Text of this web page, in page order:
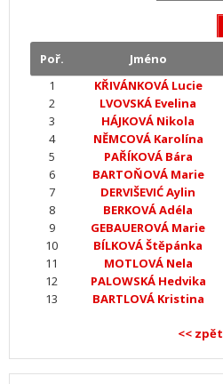
Poř. Jméno
1
KŘIVÁNKOVÁ Lucie
2
LVOVSKÁ Evelina
3
HÁJKOVÁ Nikola
4
NĚMCOVÁ Karolína
5
PAŘÍKOVÁ Bára
6
BARTOŇOVÁ Marie
7
DERVIŠEVIĆ Aylin
8
BERKOVÁ Adéla
9
GEBAUEROVÁ Marie
10
BÍLKOVÁ Štěpánka
11
MOTLOVÁ Nela
12
PALOWSKÁ Hedvika
13
BARTLOVÁ Kristina
<< zpět